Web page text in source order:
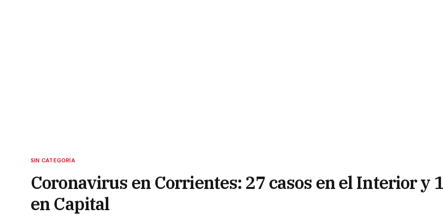
SIN CATEGORÍA
Coronavirus en Corrientes: 27 casos en el Interior y
en Capital